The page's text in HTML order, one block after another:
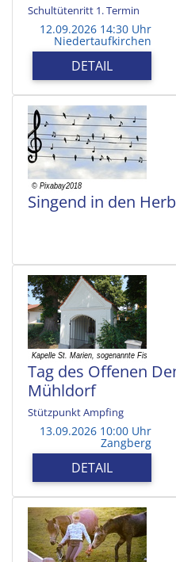
Schultütenritt 1. Termin
12.09.2026 14:30 Uhr
Niedertaufkirchen
DETAIL
Singend in den
Tag des Offenen
Mühldorf
Stützpunkt Ampfing
13.09.2026 10:00 Uhr
Zangberg
DETAIL